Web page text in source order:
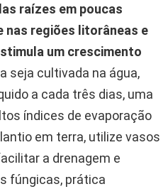
raízes em poucas
nas regiões litorâneas e
um crescimento
seja cultivada na água,
a cada três dias, uma
índices de evaporação
em terra, utilize vasos
a drenagem e
fúngicas, prática